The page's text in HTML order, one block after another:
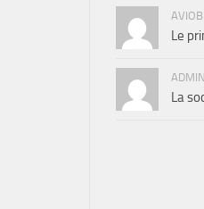
Le
La